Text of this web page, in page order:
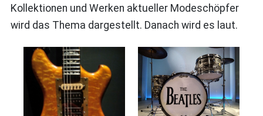
Kollektionen und Werken aktueller Modeschöpfer
wird das Thema dargestellt. Danach wird es laut.